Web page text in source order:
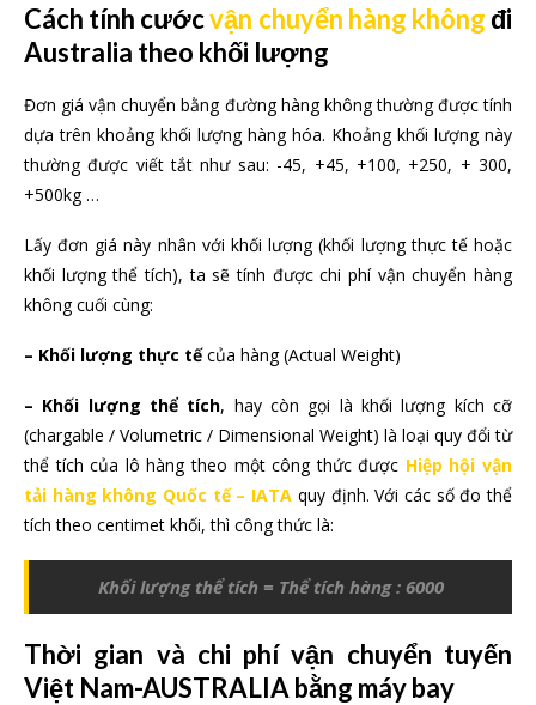
Cách tính cướcvận chuyển hàng không đi
Australia theo khối lượng
Đơn giá vận chuyển bằng đường hàng không thường được tính
dựa trên khoảng khối lượng hàng hóa. Khoảng khối lượng này
thường được viết tắt như sau: -45, +45, +100, +250, + 300,
+500kg …
Lấy đơn giá này nhân với khối lượng (khối lượng thực tế hoặc
khối lượng thể tích), ta sẽ tính được chi phí vận chuyển hàng
không cuối cùng:
– Khối lượng thực tếcủa hàng (Actual Weight)
– Khối lượng thể tích, hay còn gọi là khối lượng kích cỡ
(chargable / Volumetric / Dimensional Weight) là loại quy đổi từ
thể tích của lô hàng theo một công thức được Hiệp hội vận
tải hàng không Quốc tế – IATA quy định. Với các số đo thể
tích theo centimet khối, thì công thức là:
Khối lượng thể tích = Thể tích hàng : 6000
Thời gian và chi phí vận chuyển tuyến
Việt Nam-AUSTRALIA bằng máy bay